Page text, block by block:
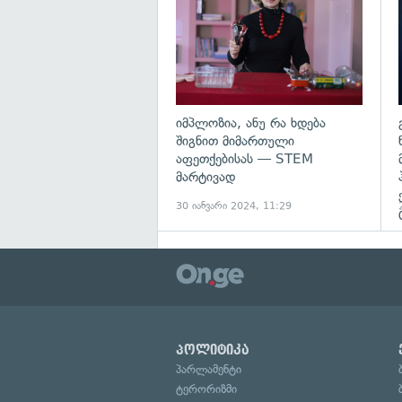
იმპლოზია, ანუ რა ხდება
შიგნით მიმართული
აფეთქებისას — STEM
მარტივად
30 იანვარი 2024, 11:29
პოლიტიკა
პარლამენტი
ტერორიზმი